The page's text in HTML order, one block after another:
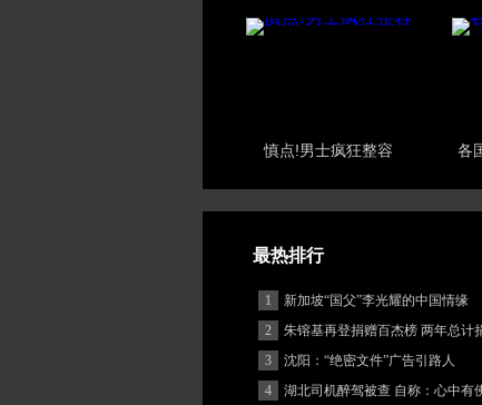
慎点!男士疯狂整容 各
最热排行
1
新加坡“国父”李光耀的中国情缘
2
朱镕基再登捐赠百杰榜 两年总计
3
沈阳：“绝密文件”广告引路人
4
湖北司机醉驾被查 自称：心中有